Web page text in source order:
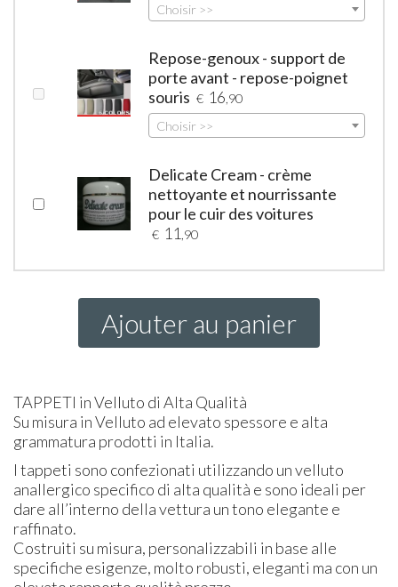
Choisir >>
Repose-genoux - support de
porte avant - repose-poignet
souris € 16 ,90
Choisir >>
Delicate Cream - crème
nettoyante et nourrissante
pour le cuir des voitures
€ 11 ,90
Ajouter au panier
TAPPETI in Velluto di Alta Qualità
Su misura in Velluto ad elevato spessore e alta
grammatura prodotti in Italia.
I tappeti sono confezionati utilizzando un velluto
anallergico specifico di alta qualità e sono ideali per
dare all’interno della vettura un tono elegante e
raffinato.
Costruiti su misura, personalizzabili in base alle
specifiche esigenze, molto robusti, eleganti ma con un